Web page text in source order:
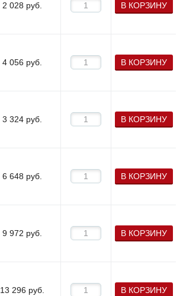
2 028 руб. В КОРЗИНУ
4 056 руб. В КОРЗИНУ
3 324 руб. В КОРЗИНУ
6 648 руб. В КОРЗИНУ
9 972 руб. В КОРЗИНУ
13 296 руб. В КОРЗИНУ